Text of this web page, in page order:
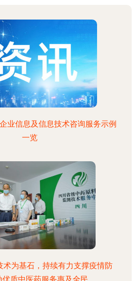
业信息及信息技术咨询服务示例
一览
术为基石，持续有力支撑疫情防